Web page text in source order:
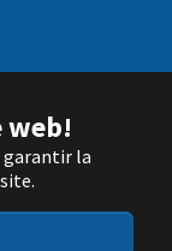
web!
garantir la
le site
2022